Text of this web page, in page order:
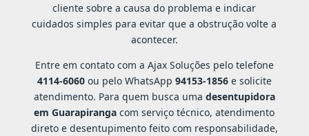
cliente sobre a causa do problema e indicar
cuidados simples para evitar que a obstrução volte a
acontecer.
Entre em contato com a Ajax Soluções pelo telefone
4114-6060ou pelo WhatsApp 94153-1856e solicite
atendimento. Para quem busca uma desentupidora
em Guarapiranga com serviço técnico, atendimento
direto e desentupimento feito com responsabilidade,